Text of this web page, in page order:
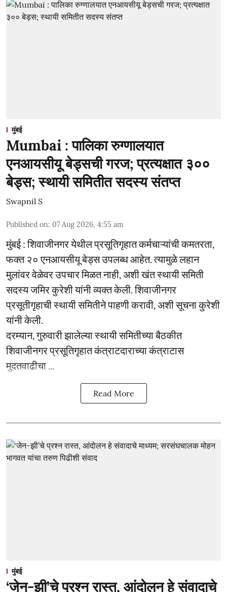
मुंबई
Mumbai : पालिका रुग्णालयात
एनआयसीयू बेड्सची गरज; प्रत्यक्षात ३००
बेड्स; स्थायी समितीत सदस्य संतप्त
Swapnil S
Published on: 07 Aug 2026, 4:55 am
मुंबई : शिवाजीनगर येथील प्रसूतिगृहात कर्मचाऱ्यांची कमतरता,
फक्त २० एनआयसीयू बेड्स उपलब्ध आहेत. त्यामुळे लहान
मुलांवर वेळेवर उपचार मिळत नाही, अशी खंत स्थायी समिती
सदस्य जमिर कुरेशी यांनी व्यक्त केली. शिवाजीनगर
प्रसूतीगृहाची स्थायी समितीने पाहणी करावी, अशी सूचना कुरेशी
यांनी केली.
दरम्यान, गुरुवारी झालेल्या स्थायी समितीच्या बैठकीत
शिवाजीनगर प्रसूतिगृहात कंत्राटदाराच्या कंत्राटास
मुदतवाढीचा ...
Read More
मुंबई
‘जेन-झी’चे प्रश्न रास्त, आंदोलन हे संवादाचे